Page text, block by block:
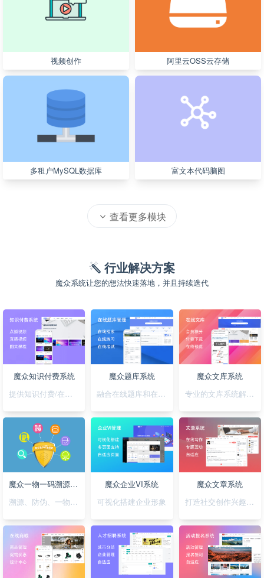
视频创作 阿里云OSS云存储
多租户MySQL数据库 富文本代码脑图
查看更多模块
行业解决方案
魔众系统让您的想法快速落地，并且持续迭代
魔众知识付费系统
魔众题库系统
魔众文库系统
魔众一物一码溯源防伪系统
魔众企业VI系统
可视化搭建企业形象
魔众文章系统